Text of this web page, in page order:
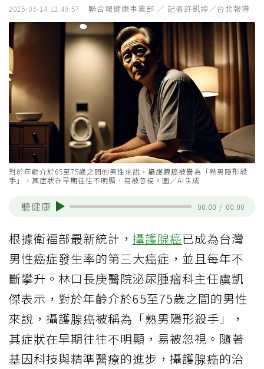
2025-03-14 12:49:57 聯合報健康事業部 ／ 記者許凱婷／台北報導
對於年齡介於65至75歲之間的男性來說，攝護腺癌被譽為「熟男隱形殺
手」，其症狀在早期往往不明顯，易被忽視。圖／AI生成
聽健康 00:00 / 00:00
根據衛福部最新統計， 攝護腺癌已成為台灣
男性癌症發生率的第三大癌症，並且每年不
斷攀升。林口長庚醫院泌尿腫瘤科主任虞凱
傑表示，對於年齡介於65至75歲之間的男性
來說，攝護腺癌被稱為「熟男隱形殺手」，
其症狀在早期往往不明顯，易被忽視。隨著
基因科技與精準醫療的進步，攝護腺癌的治